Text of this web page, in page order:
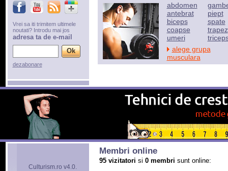
abdomen
antebrat
biceps
coapse
umeri
piept
spate
trapez
alege grupa
musculara
Vrei sa iti trimitem ultimele
noutati? Introdu mai jos
adresa ta de e-mail
dezabonare
Culturism.ro v4.0.
Membri online
95 vizitatori si 0 membri sunt online: